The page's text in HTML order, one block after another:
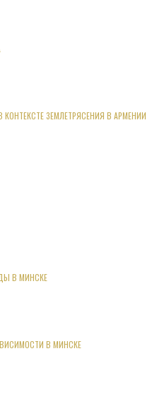
ЗЕМЛЕТРЯСЕНИЯ В АРМЕНИИ
В МИНСКЕ
В МИНСКЕ